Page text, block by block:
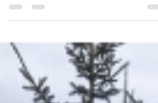
nos réunions semestrielles de mise à jour!